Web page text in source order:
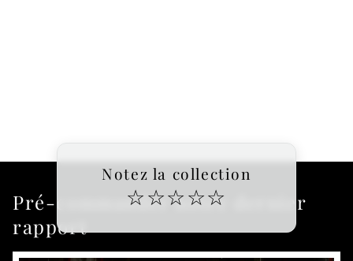
Notez la collection
☆ ☆☆ ☆☆
Pré-commander notre dernier
rapport